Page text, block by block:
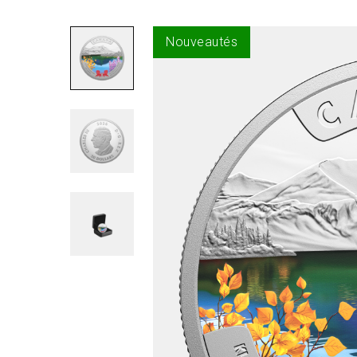
Nouveautés